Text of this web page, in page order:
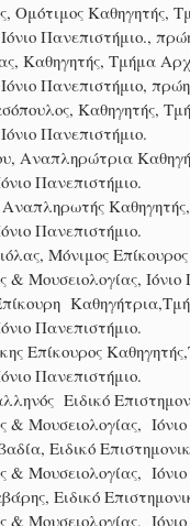
Ομότιμος Καθηγητής,
Πανεπιστήμιο.,
Καθηγητής, Τμήμα
Πανεπιστήμιο,
Καθηγητής,
Πανεπιστήμιο.
Αναπληρώτρια
Πανεπιστήμιο.
Πανεπιστήμιο.
Μόνιμος
& Μουσειολογίας,
Πανεπιστήμιο.
Επίκουρος
Πανεπιστήμιο.
Ειδικό
& Μουσειολογίας,
Ειδικό
& Μουσειολογίας,
Ειδικό
& Μουσειολογίας,